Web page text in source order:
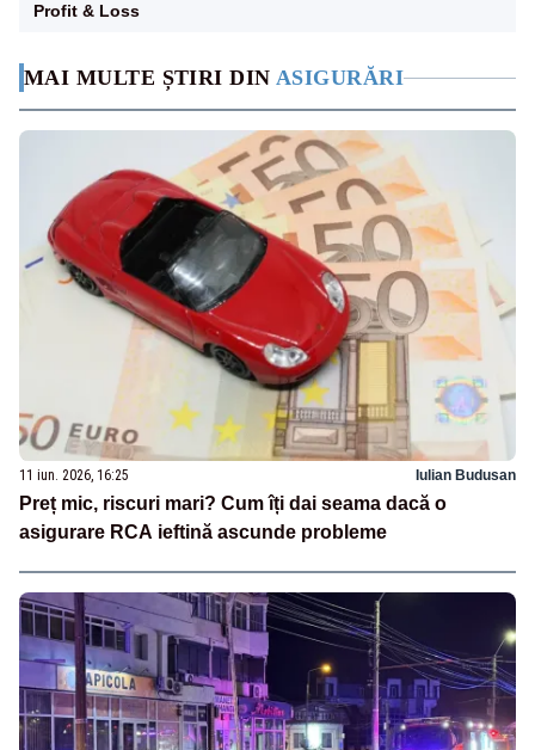
MAI MULTE ȘTIRI DIN ASIGURĂRI
11 iun. 2026, 16:25 Iulian Budusan
Preț mic, riscuri mari? Cum îți dai seama dacă o
asigurare RCA ieftină ascunde probleme
Profit & Loss